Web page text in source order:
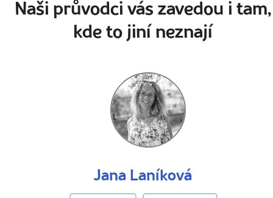
Naši průvodci vás zavedou i tam,
kde to jiní neznají
Jana Laníková